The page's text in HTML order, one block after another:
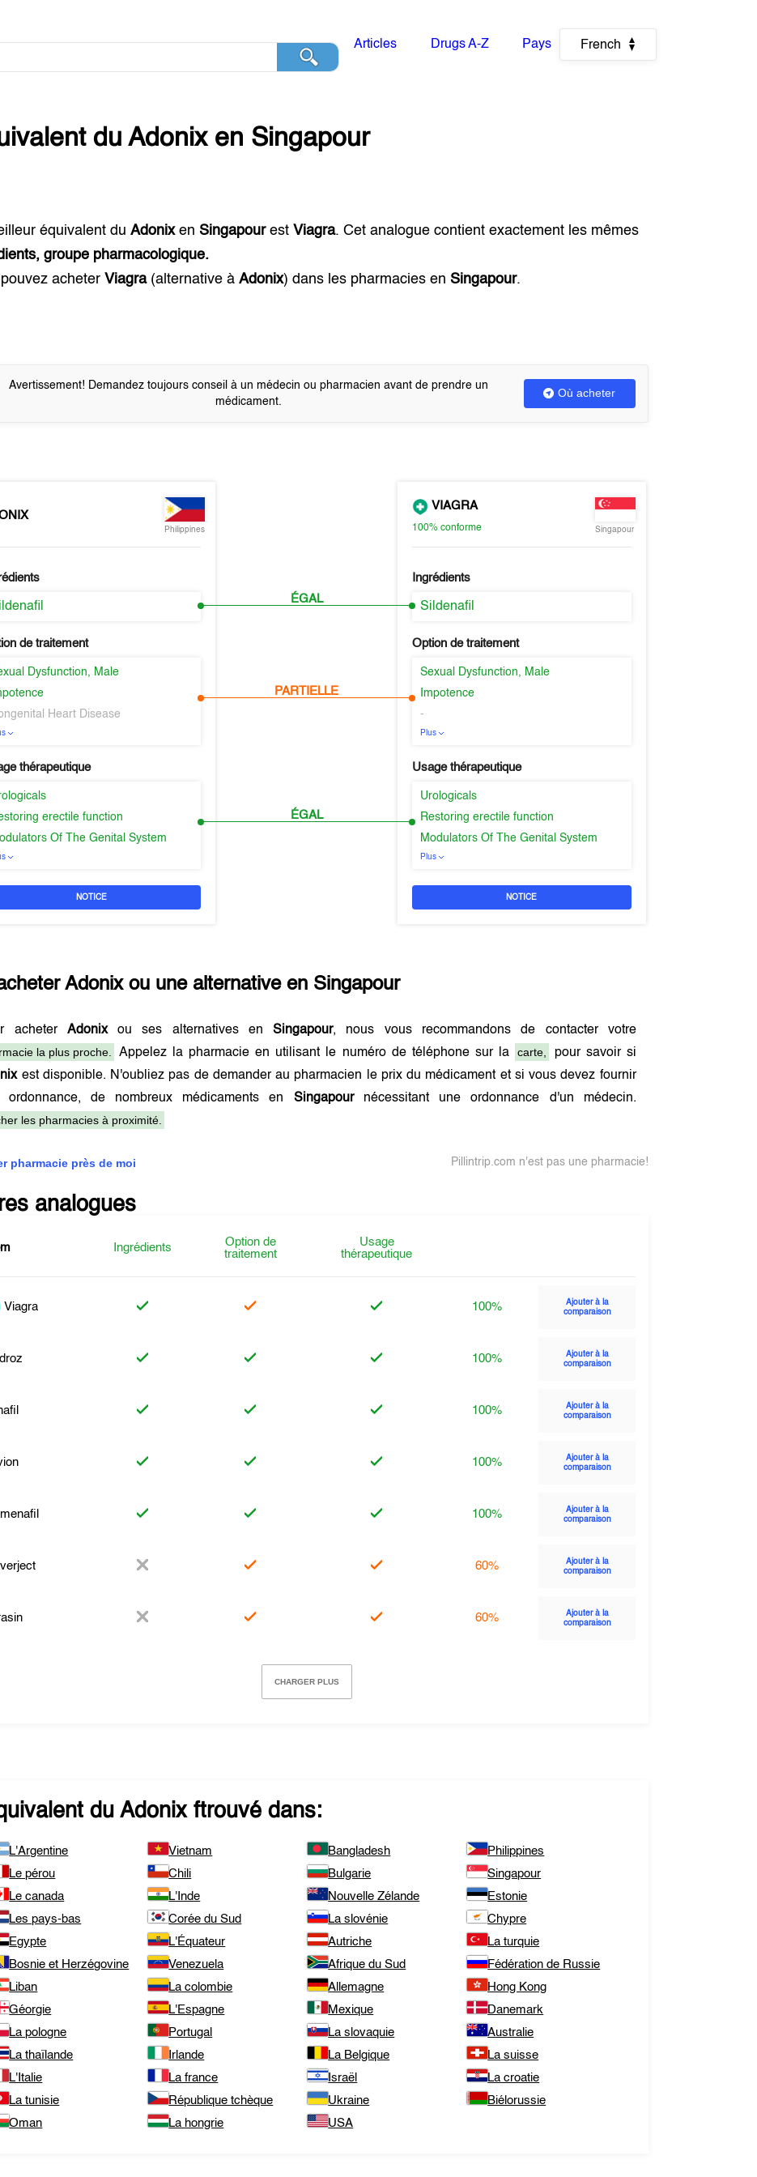
Articles Drugs A-Z Pays French
duAdonixen Singapour
équivalent duAdonixen Singapourest Viagra. Cet analogue contient exactement les mêmes
groupe pharmacologique.
acheter Viagra(alternative àAdonix) dans les pharmacies en Singapour.
Avertissement! Demandez toujours conseil à un médecin ou pharmacien avant de prendre un
médicament.
Où acheter
Philippines
de traitement
Dysfunction, Male
Heart Disease
thérapeutique
erectile function
Of The Genital System
NOTICE
ÉGAL
PARTIELLE
ÉGAL
VIAGRA
100% conforme Singapour
Ingrédients
Sildenafil
Option de traitement
Sexual Dysfunction, Male
Impotence
-
Plus
Usage thérapeutique
Urologicals
Restoring erectile function
Modulators Of The Genital System
Plus
NOTICE
Adonixou une alternative en Singapour
acheter Adonixou ses alternatives enSingapour, nous vous recommandons de contacter votre
la plus proche.
Appelez la pharmacie en utilisant le numéro de téléphone sur la carte,
pour savoir si
est disponible. N'oubliez pas de demander au pharmacien le prix du médicament et si vous devez fournir
ordonnance, de nombreux médicaments en Singapournécessitant une ordonnance d'un médecin.
les pharmacies à proximité.
pharmacie près de moi Pillintrip.com n'est pas une pharmacie!
analogues
Ingrédients
Option de
traitement
Usage
thérapeutique
Viagra 100%
Ajouter à la
comparaison
100%
Ajouter à la
comparaison
100%
Ajouter à la
comparaison
100%
Ajouter à la
comparaison
100%
Ajouter à la
comparaison
60%
Ajouter à la
comparaison
60%
Ajouter à la
comparaison
CHARGER PLUS
duAdonixftrouvé dans:
L'Argentine Vietnam Bangladesh
Philippines
Le pérou
Chili Bulgarie
Singapour
Le canada
L'Inde Nouvelle Zélande
Estonie
Les pays-bas
Corée du Sud La slovénie
Chypre
Egypte
L'Équateur Autriche
La turquie
Bosnie et Herzégovine
Venezuela Afrique du Sud
Fédération de Russie
Liban
La colombie Allemagne
Hong Kong
Géorgie
L'Espagne Mexique
Danemark
La pologne
Portugal La slovaquie
Australie
La thaïlande
Irlande La Belgique
La suisse
L'Italie
La france Israël
La croatie
La tunisie
République tchèque Ukraine
Biélorussie
Oman
La hongrie USA